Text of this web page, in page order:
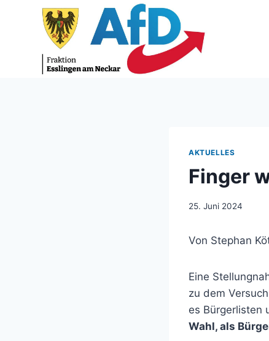
AKTUELLES
Finger
25. Juni 2024
Von Stephan
Eine
zu dem
es Bürgerlisten
Wahl, als